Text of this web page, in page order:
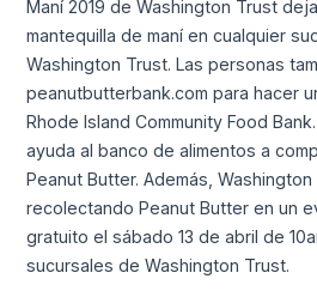
Maní 2019 de Washington Trust
mantequilla de maní en cualquier
Washington Trust. Las personas
peanutbutterbank.com para hacer
Rhode Island Community Food
ayuda al banco de alimentos a
Peanut Butter. Además,
recolectando Peanut Butter en un
gratuito el sábado 13 de abril de
sucursales de Washington Trust.